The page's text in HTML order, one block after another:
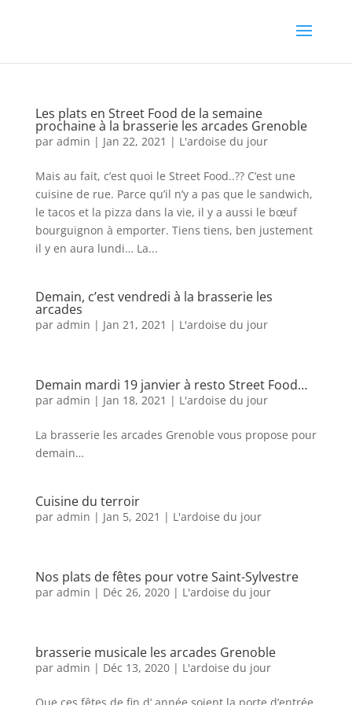
Les plats en Street Food de la semaine
prochaine à la brasserie les arcades Grenoble
par admin | Jan 22, 2021 | L'ardoise du jour
Mais au fait, c’est quoi le Street Food..?? C’est une
cuisine de rue. Parce qu’il n’y a pas que le sandwich,
le tacos et la pizza dans la vie, il y a aussi le bœuf
bourguignon à emporter. Tiens tiens, ben justement
il y en aura lundi… La...
Demain, c’est vendredi à la brasserie les
arcades
par admin | Jan 21, 2021 | L'ardoise du jour
Demain mardi 19 janvier à resto Street Food…
par admin | Jan 18, 2021 | L'ardoise du jour
La brasserie les arcades Grenoble vous propose pour
demain…
Cuisine du terroir
par admin | Jan 5, 2021 | L'ardoise du jour
Nos plats de fêtes pour votre Saint-Sylvestre
par admin | Déc 26, 2020| L'ardoise du jour
brasserie musicale les arcades Grenoble
par admin | Déc 13, 2020| L'ardoise du jour